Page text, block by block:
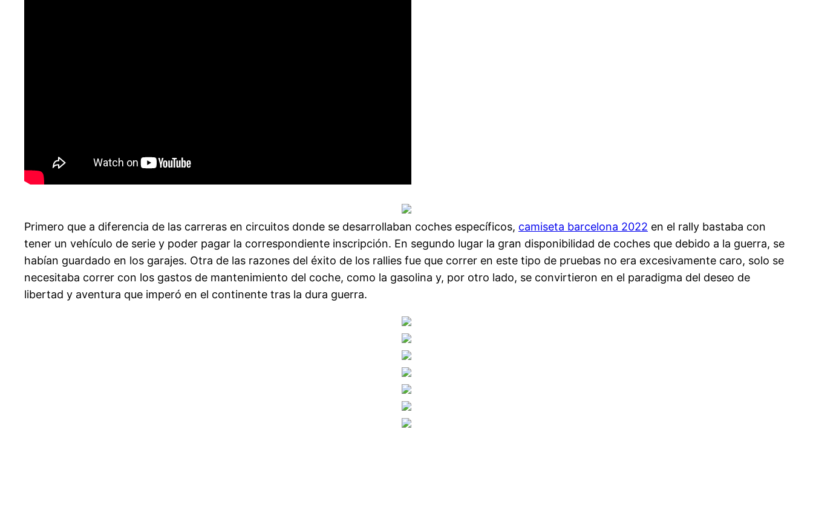
Primero que a diferencia de las carreras en circuitos donde se desarrollaban coches específicos, camiseta barcelona 2022 en el rally bastaba con
tener un vehículo de serie y poder pagar la correspondiente inscripción. En segundo lugar la gran disponibilidad de coches que debido a la guerra, se
habían guardado en los garajes. Otra de las razones del éxito de los rallies fue que correr en este tipo de pruebas no era excesivamente caro, solo se
necesitaba correr con los gastos de mantenimiento del coche, como la gasolina y, por otro lado, se convirtieron en el paradigma del deseo de
libertad y aventura que imperó en el continente tras la dura guerra.